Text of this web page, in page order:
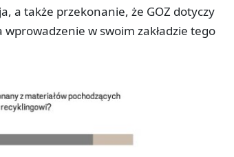
a także przekonanie, że GOZ dotyczy
w swoim zakładzie tego